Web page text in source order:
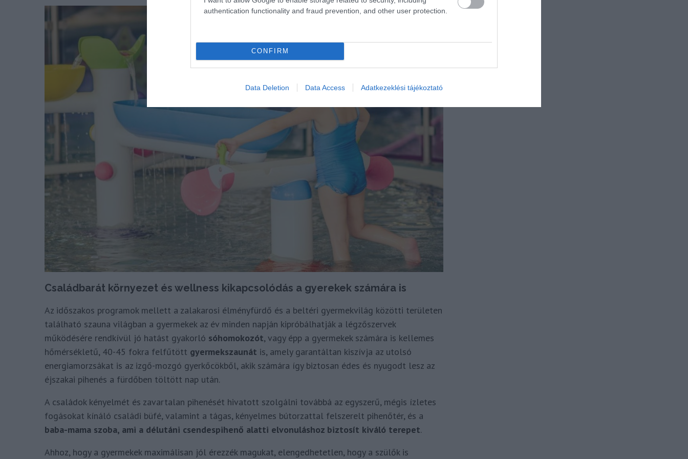
authentication functionality and fraud prevention, and other user protection.
CONFIRM
Data Deletion Data Access Adatkezeklési tájékoztató
Családbarát környezet és wellness kikapcsolódás a gyerekek számára is
Az időszakos programok mellett a zalakarosi élményfürdő és a beltéri gyermekvilág közötti területen
található szauna világban a gyermekek az év minden napján kipróbálhatják a légzőszervek
működésére rendkívül jó hatást gyakorló sóhomokozót, vagy épp a gyermekek számára is kellemes
hőmérsékletű, 40-45 fokra felfűtött gyermekszaunát is, amely garantáltan kiszívja az utolsó
energiamorzsákat is az izgő-mozgó gyerkőcökből, akik számára így biztosan édes és nyugodt lesz az
éjszakai pihenés a fürdőben töltött nap után.
A családok kényelmét és zavartalan pihenését hivatott szolgálni továbbá az egyszerű, mégis ízletes
fogásokat kínáló családi büfé, valamint a tágas, kényelmes bútorzattal felszerelt pihenőtér, és a
baba-mama szoba, ami a délutáni csendespihenő alatti elvonuláshoz biztosít kiváló terepet.
Ahhoz, hogy a gyermekek maximálisan jól érezzék magukat, elengedhetetlen, hogy a szülők is